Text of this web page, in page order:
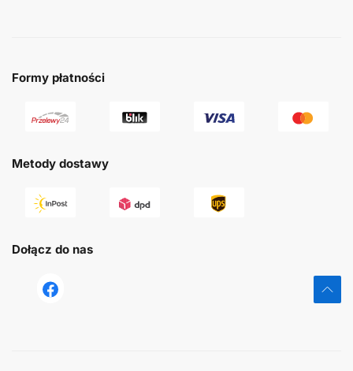
Formy płatności
Metody dostawy
Dołącz do nas